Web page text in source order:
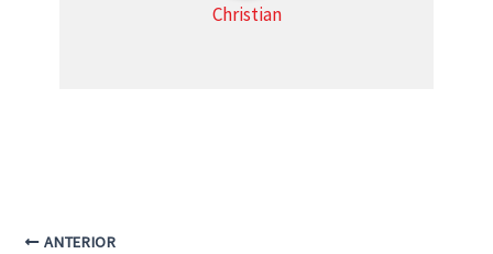
Christian
ANTERIOR